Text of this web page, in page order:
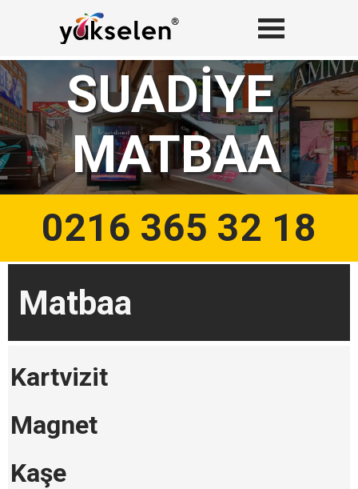
SUADİYE
MATBAA
0216 365 32 18
Matbaa
Kartvizit
Magnet
Kaşe